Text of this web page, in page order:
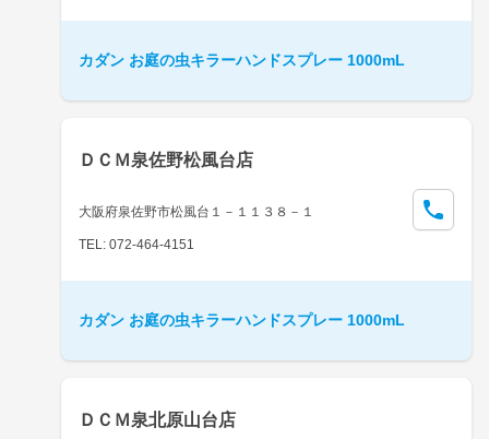
カダン お庭の虫キラーハンドスプレー 1000mL
ＤＣＭ泉佐野松風台店
大阪府泉佐野市松風台１－１１３８－１
TEL: 072-464-4151
カダン お庭の虫キラーハンドスプレー 1000mL
ＤＣＭ泉北原山台店